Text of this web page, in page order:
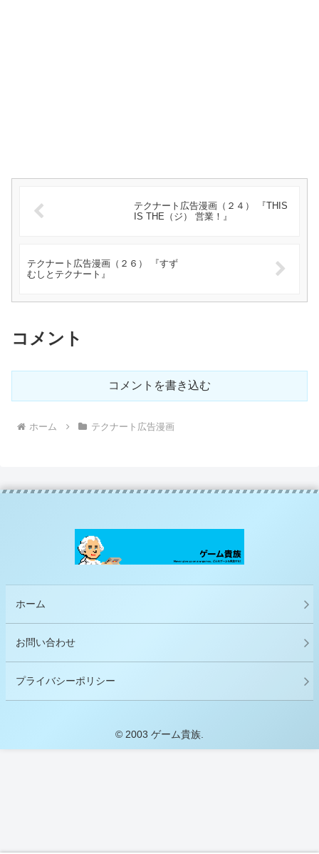
テクナート広告漫画（２４） 『THIS
IS THE（ジ） 営業！』
テクナート広告漫画（２６） 『すず
むしとテクナート』
コメント
コメントを書き込む
ホーム テクナート広告漫画
ホーム
お問い合わせ
プライバシーポリシー
© 2003 ゲーム貴族.